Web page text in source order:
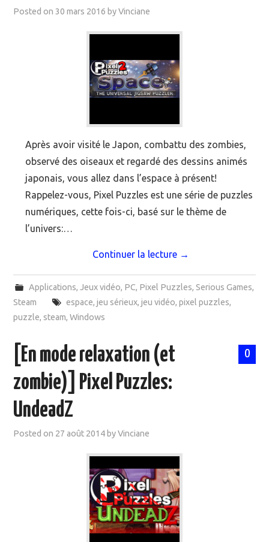
EVÉNEMENTS
Posted on30 mars 2016 byVinciane
Après avoir visité le Japon, combattu des zombies,
observé des oiseaux et regardé des dessins animés
japonais, vous allez dans l’espace à présent!
Rappelez-vous, Pixel Puzzles est une série de puzzles
numériques, cette fois-ci, basé sur le thème de
l’univers:…
Continuer la lecture →
Applications, Jeux vidéo, PC, Pixel Puzzles, Serious Games,
Steam
espace, jeu sérieux, jeu vidéo, pixel puzzles,
puzzle, steam,Windows
0
[En mode relaxation (et
zombie)] Pixel Puzzles:
UndeadZ
Posted on 27 août 2014 byVinciane